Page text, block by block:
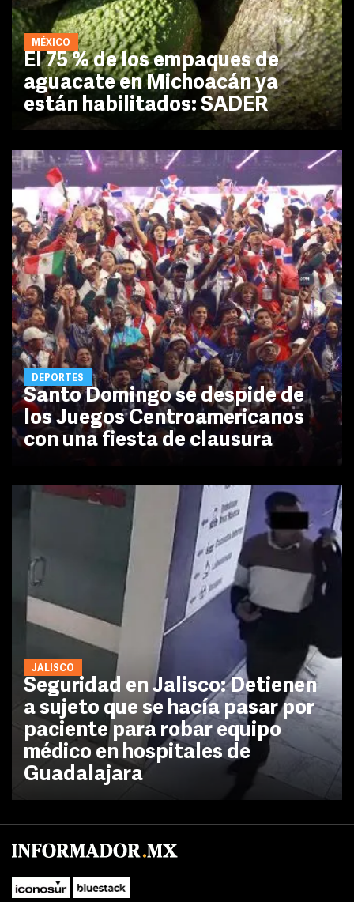
MÉXICO
El 75 % de los empaques de
aguacate en Michoacán ya
están habilitados: SADER
DEPORTES
Santo Domingo se despide de
los Juegos Centroamericanos
con una fiesta de clausura
JALISCO
Seguridad en Jalisco: Detienen
a sujeto que se hacía pasar por
paciente para robar equipo
médico en hospitales de
Guadalajara